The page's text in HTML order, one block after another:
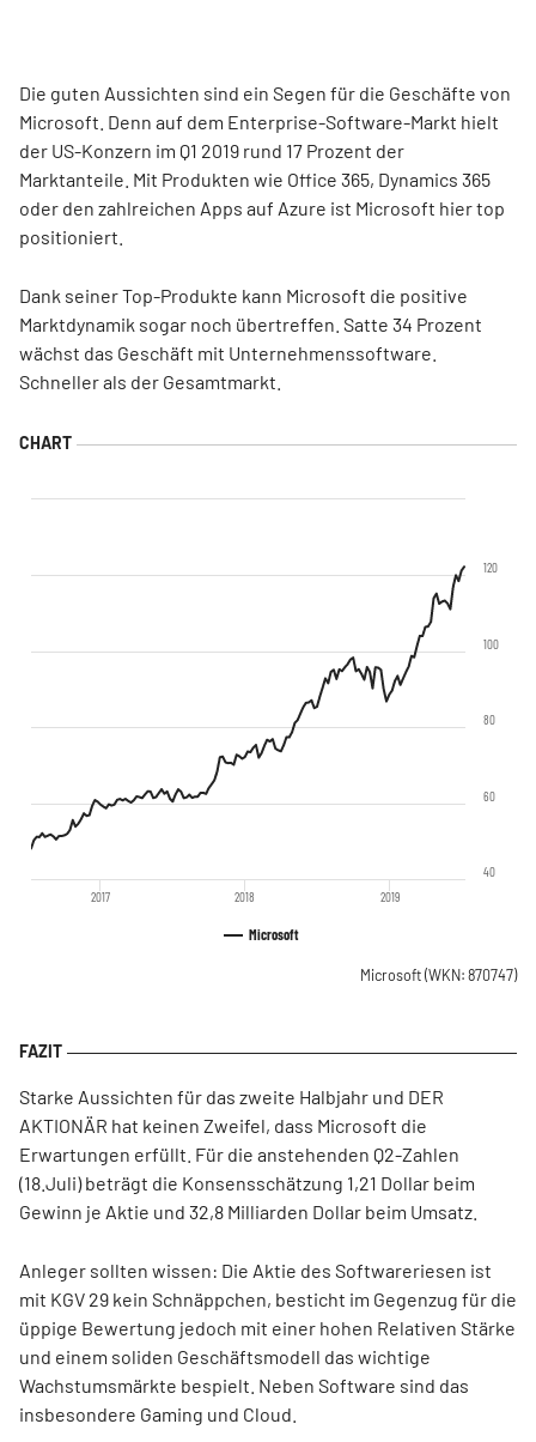
Die guten Aussichten sind ein Segen für die Geschäfte von
Microsoft. Denn auf dem Enterprise-Software-Markt hielt
der US-Konzern im Q1 2019 rund 17 Prozent der
Marktanteile. Mit Produkten wie Office 365, Dynamics 365
oder den zahlreichen Apps auf Azure ist Microsoft hier top
positioniert.
Dank seiner Top-Produkte kann Microsoft die positive
Marktdynamik sogar noch übertreffen. Satte 34 Prozent
wächst das Geschäft mit Unternehmenssoftware.
Schneller als der Gesamtmarkt.
Microsoft
2017 2018 2019
40
60
80
100
120
Microsoft (WKN: 870747)
Starke Aussichten für das zweite Halbjahr und DER
AKTIONÄR hat keinen Zweifel, dass Microsoft die
Erwartungen erfüllt. Für die anstehenden Q2-Zahlen
(18.Juli) beträgt die Konsensschätzung 1,21 Dollar beim
Gewinn je Aktie und 32,8 Milliarden Dollar beim Umsatz.
Anleger sollten wissen: Die Aktie des Softwareriesen ist
mit KGV 29 kein Schnäppchen, besticht im Gegenzug für die
üppige Bewertung jedoch mit einer hohen Relativen Stärke
und einem soliden Geschäftsmodell das wichtige
Wachstumsmärkte bespielt. Neben Software sind das
insbesondere Gaming und Cloud.